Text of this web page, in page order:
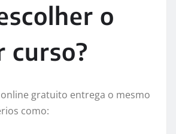
o
curso?
gratuito entrega o mesmo
como: